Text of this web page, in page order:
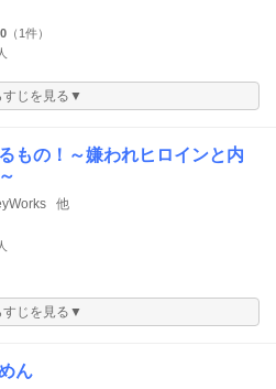
（1件）
すじを見る▼
もの！～嫌われヒロインと内
他
すじを見る▼
ん